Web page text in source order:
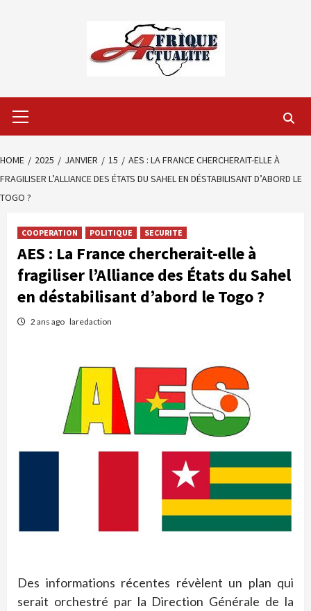
Menu
HOME 2025 JANVIER 15
AES : LA FRANCE CHERCHERAIT-ELLE À
FRAGILISER L’ALLIANCE DES ÉTATS DU SAHEL EN DÉSTABILISANT D’ABORD LE
TOGO ?
COOPERATION POLITIQUE SECURITE
AES : La France chercherait-elle à
fragiliser l’Alliance des États du Sahel
en déstabilisant d’abord le Togo ?
2 ans ago laredaction
Des informations récentes révèlent un plan qui
serait orchestré par la Direction Générale de la